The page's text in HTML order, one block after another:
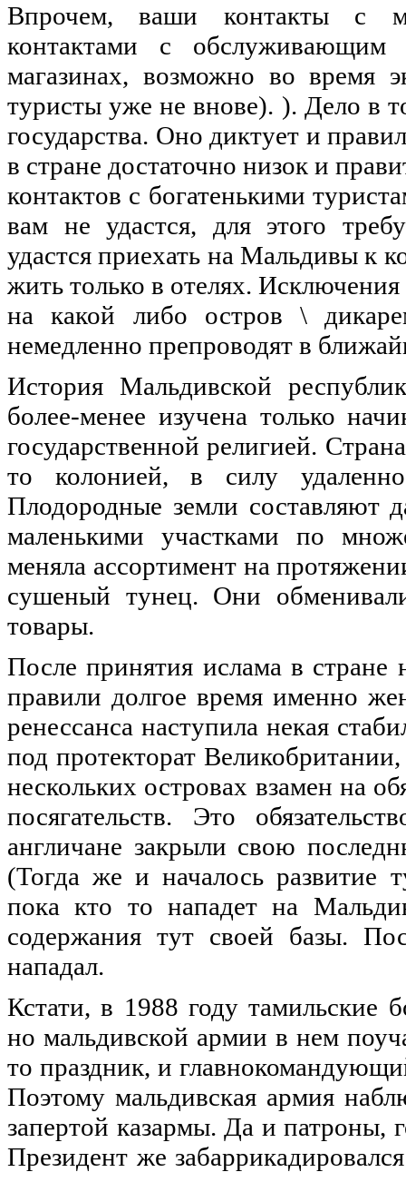
Впрочем, ваши контакты с
контактами с обслуживающим
магазинах, возможно во время
туристы уже не внове). ). Дело в
государства. Оно диктует и
в стране достаточно низок и
контактов с богатенькими
вам не удастся, для этого
удастся приехать на Мальдивы к
жить только в отелях.
на какой либо остров \
немедленно препроводят в
История Мальдивской
более-менее изучена только
государственной религией.
то колонией, в силу
Плодородные земли составляют
маленькими участками по
меняла ассортимент на
сушеный тунец. Они
товары.
После принятия ислама в стране
правили долгое время именно
ренессанса наступила некая
под протекторат
нескольких островах взамен на
посягательств. Это
англичане закрыли свою
(Тогда же и началось развитие
пока кто то нападет на
содержания тут своей базы.
нападал.
Кстати, в 1988 году тамильские
но мальдивской армии в нем
то праздник, и
Поэтому мальдивская армия
запертой казармы. Да и патроны,
Президент же